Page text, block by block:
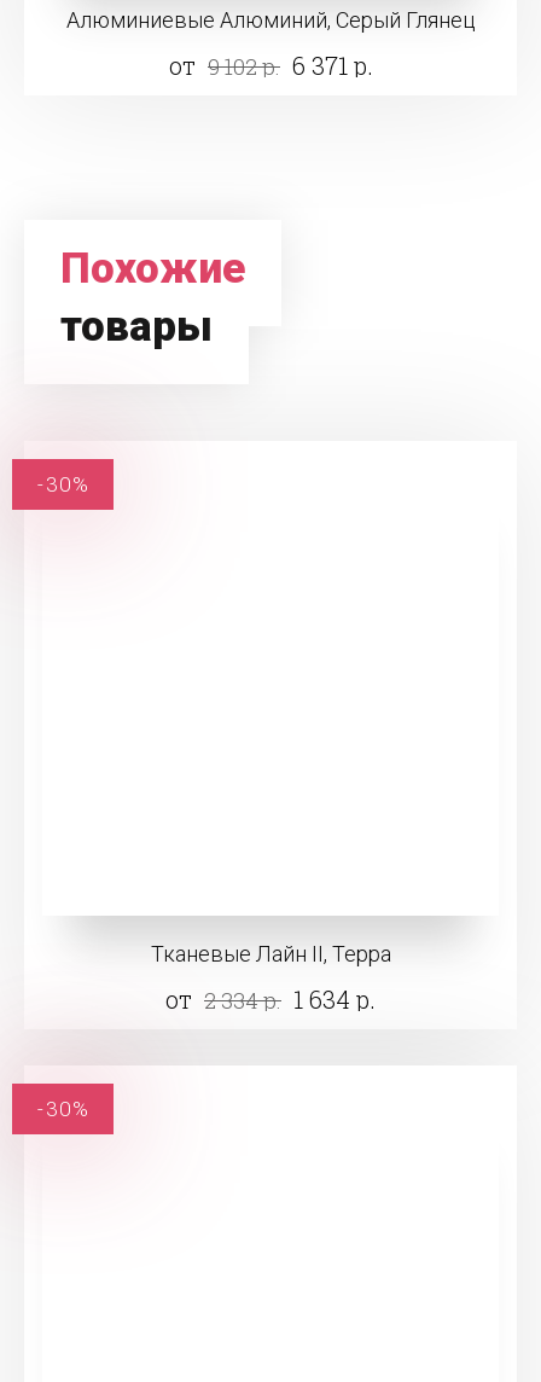
Алюминиевые Алюминий, Серый Глянец
от 9 102 р. 6 371 р.
Похожие
товары
Тканевые Лайн II, Терра
от 2 334 р. 1 634 р.
-30%
-30%